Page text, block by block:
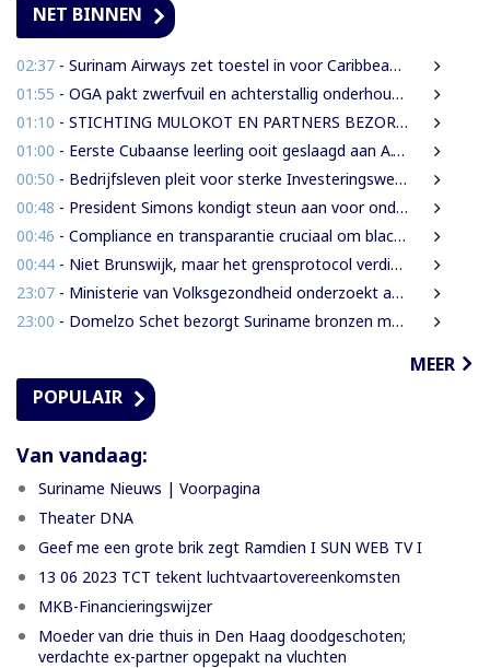
NET BINNEN
02:37 - Surinam Airways zet toestel in voor Caribbean Premier League crickettoernooi
01:55 - OGA pakt zwerfvuil en achterstallig onderhoud gezamenlijk aan
01:10 - STICHTING MULOKOT EN PARTNERS BEZORGD OVER VOORGENOMEN AFKONDIGING 5-KILOMETER-STRAALWET
01:00 - Eerste Cubaanse leerling ooit geslaagd aan A.T. Calorschool
00:50 - Bedrijfsleven pleit voor sterke Investeringswet en onafhankelijke SITA
00:48 - President Simons kondigt steun aan voor onderzoek naar cultureel erfgoed
00:46 - Compliance en transparantie cruciaal om blacklisting te voorkomen.
00:44 - Niet Brunswijk, maar het grensprotocol verdient het debat
23:07 - Ministerie van Volksgezondheid onderzoekt aanbieders van onbewezen middelen tegen nierfalen
23:00 - Domelzo Schet bezorgt Suriname bronzen medaille op CAC-Spelen
MEER
POPULAIR
Van vandaag:
Suriname Nieuws | Voorpagina
Theater DNA
Geef me een grote brik zegt Ramdien I SUN WEB TV I
13 06 2023 TCT tekent luchtvaartovereenkomsten
MKB-Financieringswijzer
Moeder van drie thuis in Den Haag doodgeschoten;
verdachte ex-partner opgepakt na vluchten